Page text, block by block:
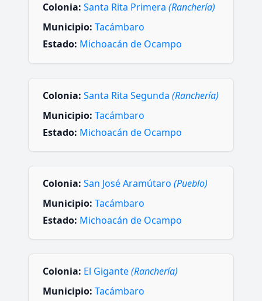
Colonia: Santa Rita Primera (Ranchería)
Municipio: Tacámbaro
Estado: Michoacán de Ocampo
Colonia: Santa Rita Segunda (Ranchería)
Municipio: Tacámbaro
Estado: Michoacán de Ocampo
Colonia: San José Aramútaro (Pueblo)
Municipio: Tacámbaro
Estado: Michoacán de Ocampo
Colonia: El Gigante(Ranchería)
Municipio: Tacámbaro